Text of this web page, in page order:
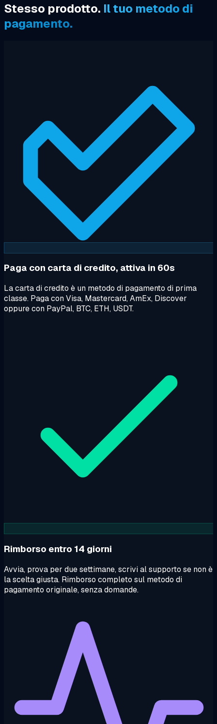
Stesso prodotto. Il tuo metodo di
pagamento.
Paga con carta di credito, attiva in 60s
La carta di credito è un metodo di pagamento di prima
classe. Paga con Visa, Mastercard, AmEx, Discover
oppure con PayPal, BTC, ETH, USDT.
Rimborso entro 14 giorni
Avvia, prova per due settimane, scrivi al supporto se non è
la scelta giusta. Rimborso completo sul metodo di
pagamento originale, senza domande.